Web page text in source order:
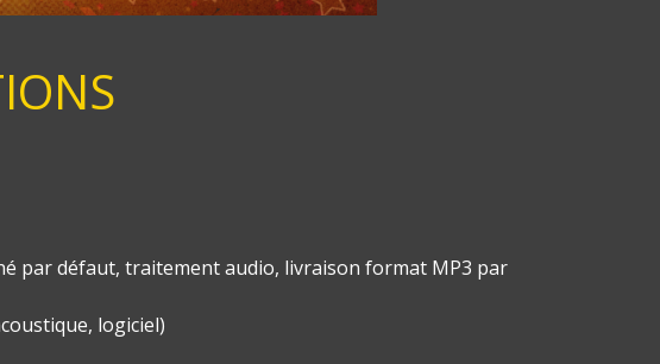
par défaut, traitement audio, livraison format MP3 par
logiciel)